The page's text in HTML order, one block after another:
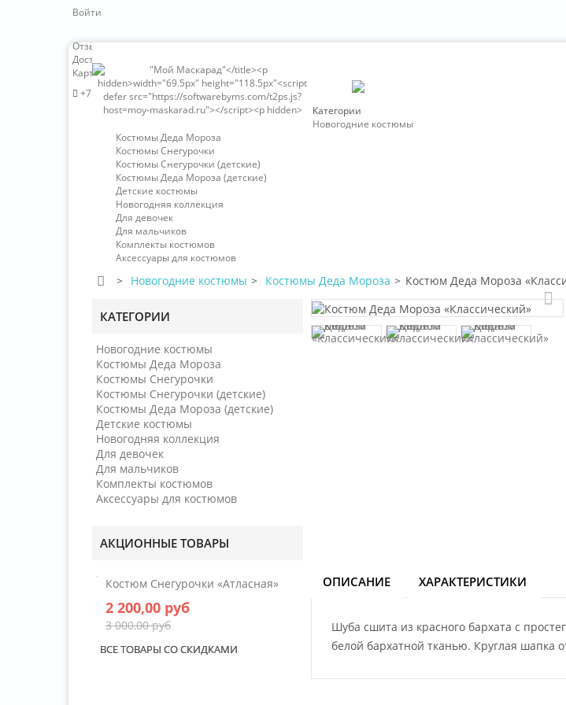
Войти
Отзывы о нас
Доставка и оплата
Карта сайта
+7 (966) 324-63-85
Категории
Новогодние костюмы
Костюмы Деда Мороза
Костюмы Снегурочки
Костюмы Снегурочки (детские)
Костюмы Деда Мороза (детские)
Детские костюмы
Новогодняя коллекция
Для девочек
Для мальчиков
Комплекты костюмов
Аксессуары для костюмов
> Новогодние костюмы > Костюмы Деда Мороза > Костюм Деда Мороза
КАТЕГОРИИ
Новогодние костюмы
Костюмы Деда Мороза
Костюмы Снегурочки
Костюмы Снегурочки (детские)
Костюмы Деда Мороза (детские)
Детские костюмы
Новогодняя коллекция
Для девочек
Для мальчиков
Комплекты костюмов
Аксессуары для костюмов
АКЦИОННЫЕ ТОВАРЫ
Костюм Снегурочки «Атласная»
2 200,00 руб
3 000,00 руб
ВСЕ ТОВАРЫ СО СКИДКАМИ
ОПИСАНИЕ ХАРАКТЕРИСТИКИ
Шуба сшита из красного бархата с
белой бархатной тканью. Круглая шапка